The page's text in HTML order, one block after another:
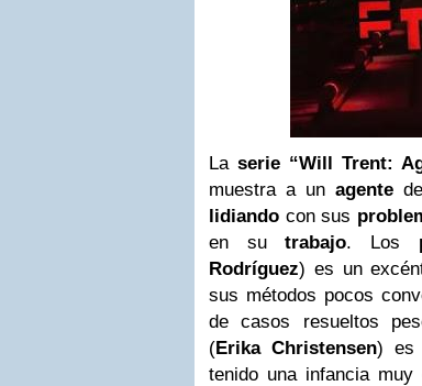
La serie “Will Trent:
muestra a un agente
lidiando con sus
en sutrabajo. Los
Rodríguez) es un
sus métodos pocos
de casos resueltos
(Erika Christensen) es
tenido una infancia